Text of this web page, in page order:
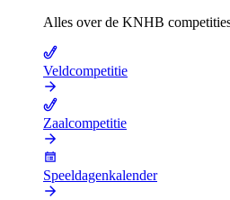
Alles over de KNHB
Veldcompetitie
Zaalcompetitie
Speeldagenkalender